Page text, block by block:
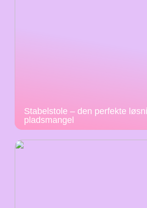
Stabelstole – den perfekte
pladsmangel